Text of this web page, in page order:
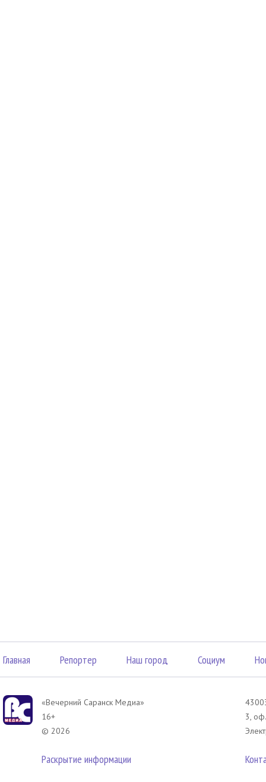
Главная Репортер Наш город Социум
«Вечерний Саранск Mедиа»
16+
© 2026
Раскрытие информации
3,